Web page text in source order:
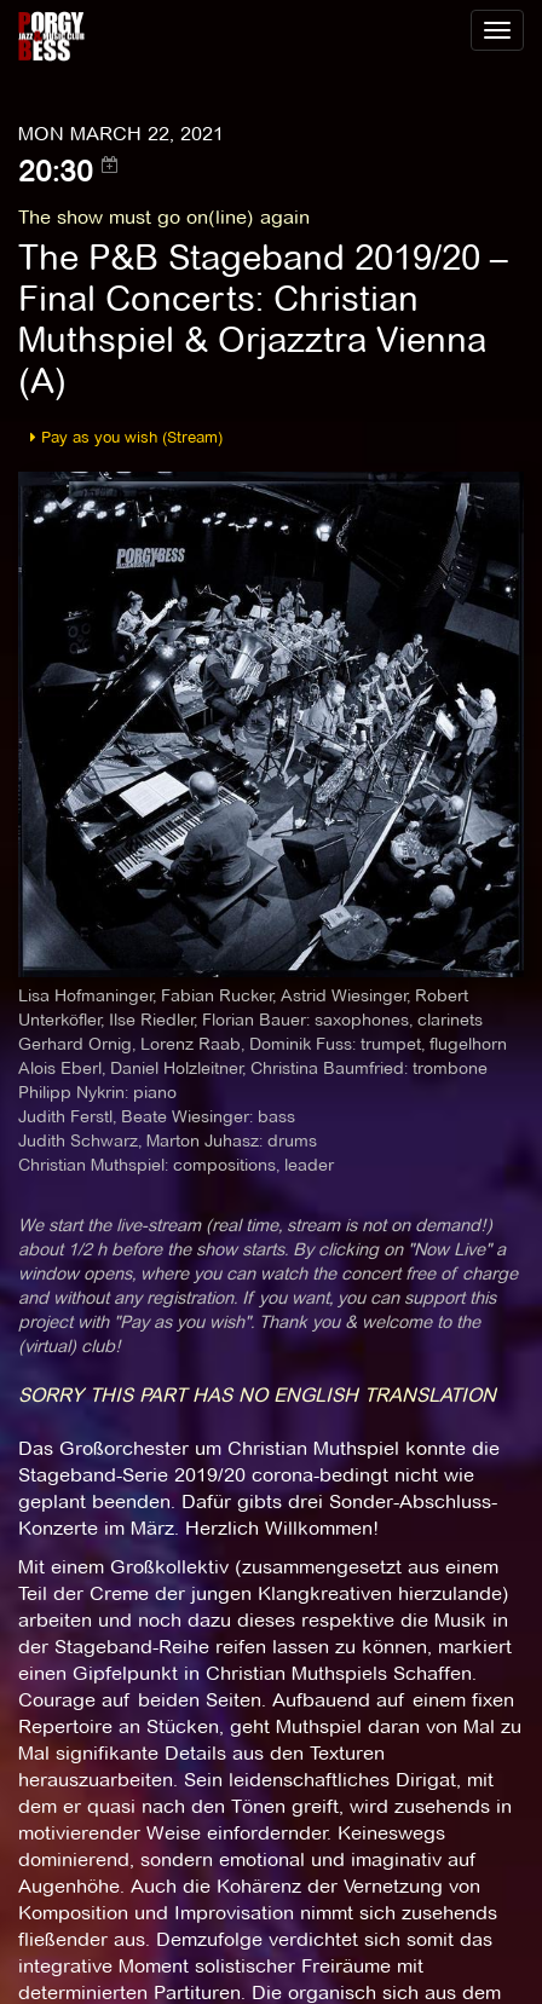
Toggle
MON MARCH 22, 2021
20:30
The show must go on(line) again
The P&B Stageband 2019/20 –
Final Concerts: Christian
Muthspiel & Orjazztra Vienna
(A)
Pay as you wish (Stream)
Lisa Hofmaninger, Fabian Rucker, Astrid Wiesinger, Robert
Unterköfler, Ilse Riedler, Florian Bauer: saxophones, clarinets
Gerhard Ornig, Lorenz Raab, Dominik Fuss: trumpet, flugelhorn
Alois Eberl, Daniel Holzleitner, Christina Baumfried: trombone
Philipp Nykrin: piano
Judith Ferstl, Beate Wiesinger: bass
Judith Schwarz, Marton Juhasz: drums
Christian Muthspiel: compositions, leader
We start the live-stream (real time, stream is not on demand!)
about 1/2 h before the show starts. By clicking on "Now Live" a
window opens, where you can watch the concert free of charge
and without any registration. If you want, you can support this
project with "Pay as you wish". Thank you & welcome to the
(virtual) club!
SORRY THIS PART HAS NO ENGLISH TRANSLATION
Das Großorchester um Christian Muthspiel konnte die
Stageband-Serie 2019/20 corona-bedingt nicht wie
geplant beenden. Dafür gibts drei Sonder-Abschluss-
Konzerte im März. Herzlich Willkommen!
Mit einem Großkollektiv (zusammengesetzt aus einem
Teil der Creme der jungen Klangkreativen hierzulande)
arbeiten und noch dazu dieses respektive die Musik in
der Stageband-Reihe reifen lassen zu können, markiert
einen Gipfelpunkt in Christian Muthspiels Schaffen.
Courage auf beiden Seiten. Aufbauend auf einem fixen
Repertoire an Stücken, geht Muthspiel daran von Mal zu
Mal signifikante Details aus den Texturen
herauszuarbeiten. Sein leidenschaftliches Dirigat, mit
dem er quasi nach den Tönen greift, wird zusehends in
motivierender Weise einfordernder. Keineswegs
dominierend, sondern emotional und imaginativ auf
Augenhöhe. Auch die Kohärenz der Vernetzung von
Komposition und Improvisation nimmt sich zusehends
fließender aus. Demzufolge verdichtet sich somit das
integrative Moment solistischer Freiräume mit
determinierten Partituren. Die organisch sich aus dem